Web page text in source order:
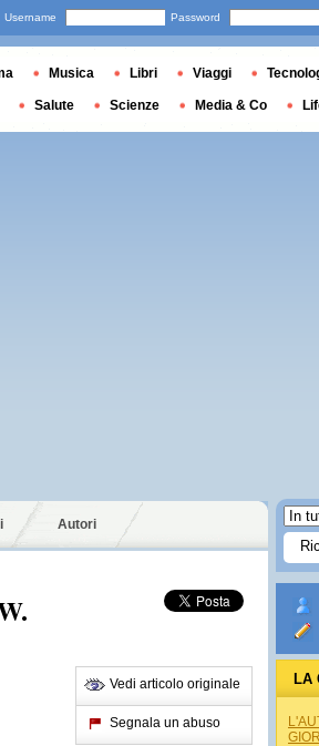
Autori
Vedi articolo originale
Segnala un abuso
LA
Username Password
Musica Libri Viaggi
Salute Scienze Media & Co